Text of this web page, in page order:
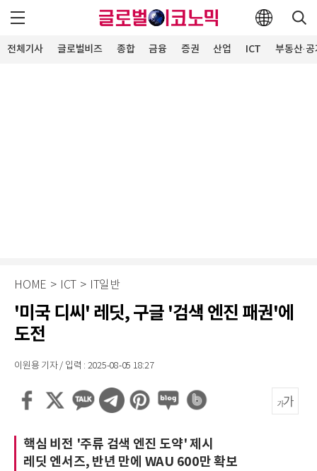
전체기사 글로벌비즈 종합 금융 증권 산업 ICT 부동산·
HOME > ICT > IT일반
'미국 디씨' 레딧, 구글 '검색 엔진 패권'에
도전
이원용 기자 / 입력 : 2025-08-05 18:27
핵심 비전 '주류 검색 엔진 도약' 제시
레딧 엔서즈, 반년 만에 WAU 600만 확보